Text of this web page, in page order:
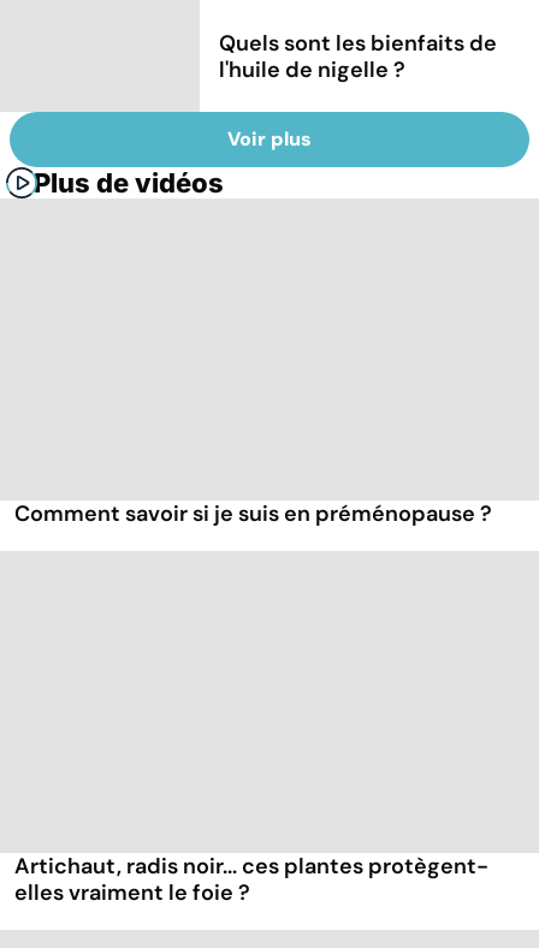
Quels sont les bienfaits de
l'huile de nigelle ?
Voir plus
Plus de vidéos
Comment savoir si je suis en préménopause ?
Artichaut, radis noir... ces plantes protègent-
elles vraiment le foie ?